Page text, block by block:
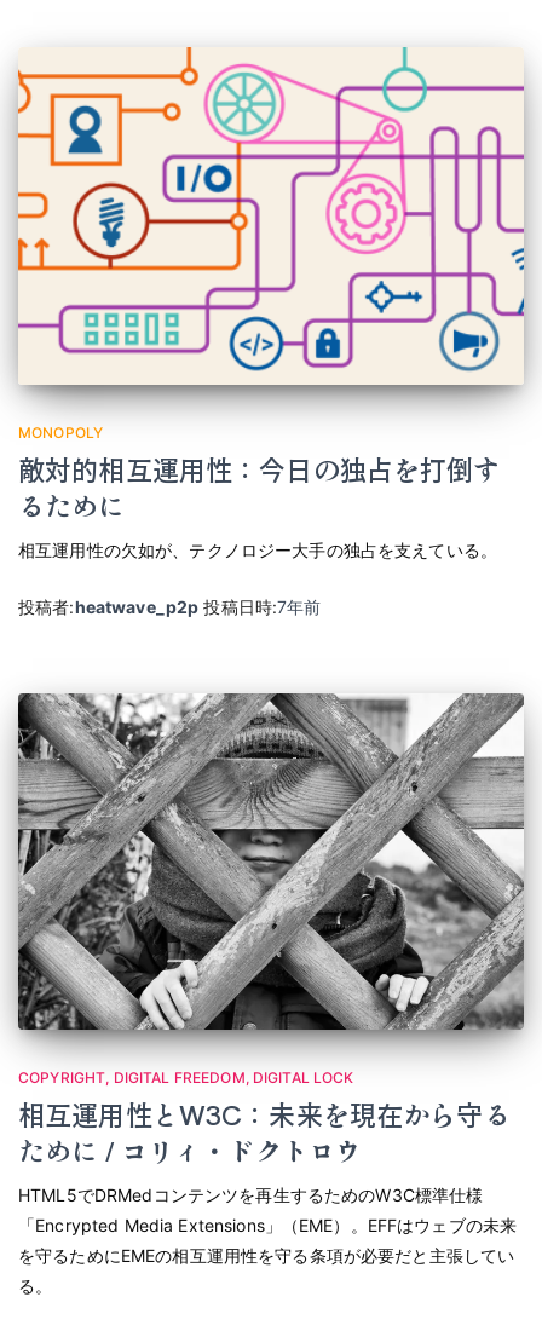
MONOPOLY
敵対的相互運用性：今日の独占を打倒す
るために
相互運用性の欠如が、テクノロジー大手の独占を支えている。
投稿者:heatwave_p2p 投稿日時:7年前
COPYRIGHT DIGITAL FREEDOM DIGITAL LOCK
相互運用性とW3C：未来を現在から守る
ために / コリィ・ドクトロウ
HTML5でDRMedコンテンツを再生するためのW3C標準仕様
「Encrypted Media Extensions」（EME）。EFFはウェブの未来
を守るためにEMEの相互運用性を守る条項が必要だと主張してい
る。